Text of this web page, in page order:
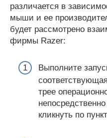
различается в
мыши и ее
будет рассмотрено
фирмы Razer:
Выполните
трее
кликнуть по